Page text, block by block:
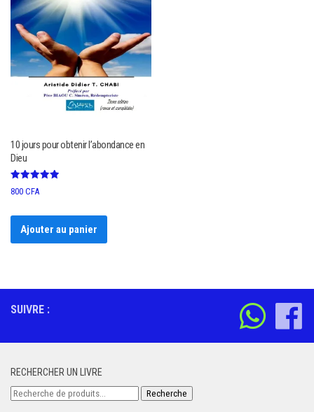
10 jours pour obtenir l’abondance en
Dieu
Note
5.00
800 CFA
Ajouter au panier
SUIVRE :
RECHERCHER UN LIVRE
Recherche
Recherche